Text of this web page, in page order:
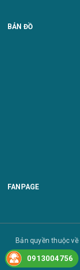
BẢN ĐỒ
FANPAGE
Bản quyền thuộc về
0913004756